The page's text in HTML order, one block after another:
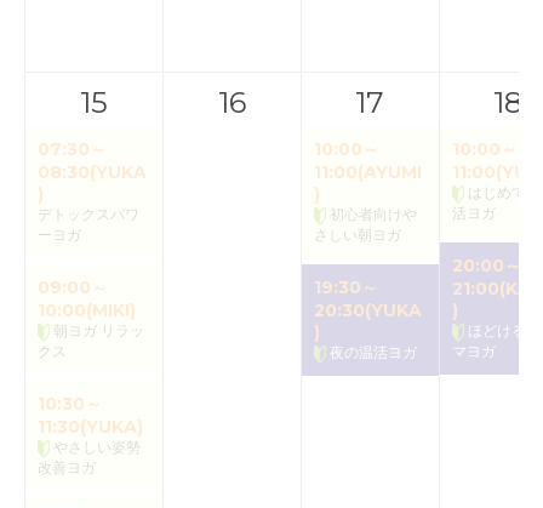
15
07:30～
08:30(YUKA
)
デトックスパワ
ーヨガ
09:00～
10:00(MIKI)
朝ヨガ リラッ
クス
10:30～
11:30(YUKA)
やさしい姿勢
改善ヨガ
16 17
10:00～
11:00(AYUMI
)
初心者向けや
さしい朝ヨガ
19:30～
20:30(YUKA
)
夜の温活ヨガ
18
10:00～
はじめて
活ヨガ
20:00～
)
ほどける
マヨガ